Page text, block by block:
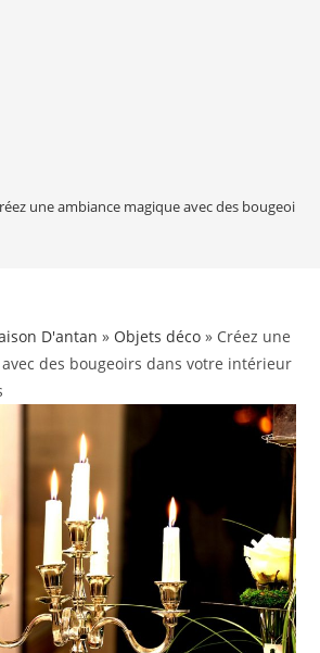
une ambiance magique avec des bougeoirs
D'antan » Objets déco » Créez une
des bougeoirs dans votre intérieur